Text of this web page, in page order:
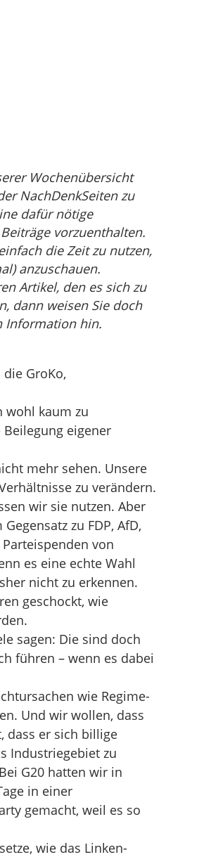
Wochenübersicht
NachDenkSeiten zu
dafür nötige
vorzuenthalten.
die Zeit zu nutzen,
anzuschauen.
Artikel, den es sich zu
dann weisen Sie doch
Information hin.
GroKo,
wohl kaum zu
eigener
mehr sehen. Unsere
zu verändern.
wir sie nutzen. Aber
zu FDP, AfD,
von
es eine echte Wahl
nicht zu erkennen.
geschockt, wie
sagen: Die sind doch
führen – wenn es dabei
wie Regime-
Und wir wollen, dass
dass er sich billige
Industriegebiet zu
G20 hatten wir in
in einer
gemacht, weil es so
wie das Linken-